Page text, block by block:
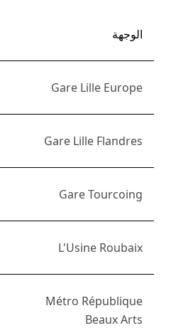
الوجهة
Gare Lille Europe
Gare Lille Flandres
Gare Tourcoing
L'Usine Roubaix
Métro République
Beaux Arts